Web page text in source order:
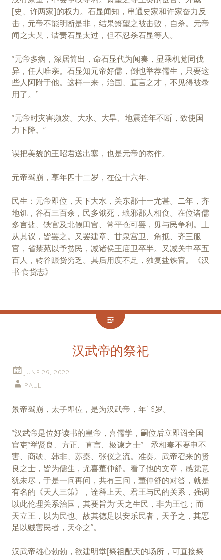
[史、许两家]的权力。石显闻知，串通史家和许家奋力反
击，元帝不能明断是非，结果箫望之被击败，自杀。元帝
闻之大哭，诘责石显太过，但不忍杀石显等人。
“元帝多病，深居简出，命石显代为闻奏，显乘机党同伐
异，任人唯亲。石显知元帝好儒，倒也举荐儒生，只要这
些人阿附于他。这样一来，治国、直言之才，不见得被录
用了。”
“元帝时灾害频发。大水、大旱、地震连年不断，致使国
力下降。”
误把美貌的王昭君送出塞，也是元帝的杰作。
元帝驾崩，享年四十二岁，在位十六年。
民生：元帝即位，天下大水，关东郡十一尤甚。二年，齐
地饥，谷石三百余，民多饿死，琅邪郡人相食。在位诸儒
多言盐、铁官及北假田官、常平仓可罢，毋与民争利。上
从其议，皆罢之。又罢建章、甘泉宫卫、角抵、齐三服
官，省禁苑以予贫民，减诸侯王庙卫卒半。又减关中卒五
百人，转谷赈贷穷乏。其后用度不足，独复盐铁官。《汉
书·食货志》
汉武帝的祭祀
JUNE 29, 2022
PAUL
景帝驾崩，太子即位，是为汉武帝，年16岁。
“汉武帝是位好读书的皇帝，喜儒学，嗣位后立即诏全国
官吏“举贤良、方正、直言、极谏之士”，丞相奏不要申不
害、商鞅、韩非、苏秦、张仪之流。准奏。武帝召来的贤
良之士，皆为儒生，尤喜董仲舒。看了他的文章，感觉意
犹未尽，于是一问再问，共有三问，董仲舒的对答，就是
有名的《天人三策》，诠释上天、君王与民的关系，强调
以此伦理关系治国，其要旨为“天之生民，非为王也；而
天立王，以为民也。故其德足以安乐民者，天予之，其恶
足以贼害民者，天夺之”。
汉武帝雄心勃勃，欲建明堂[祭祖配天的场所，可直接祭